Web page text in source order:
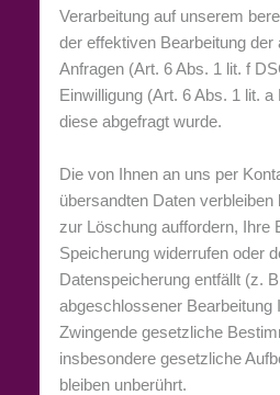
Verarbeitung auf unserem
der effektiven Bearbeitung der
Anfragen (Art. 6 Abs. 1 lit. f
Einwilligung (Art. 6 Abs. 1 lit.
diese abgefragt wurde.
Die von Ihnen an uns per
übersandten Daten verbleiben
zur Löschung auffordern, Ihre
Speicherung widerrufen oder
Datenspeicherung entfällt (z.
abgeschlossener Bearbeitung
Zwingende gesetzliche
insbesondere gesetzliche
bleiben unberührt.